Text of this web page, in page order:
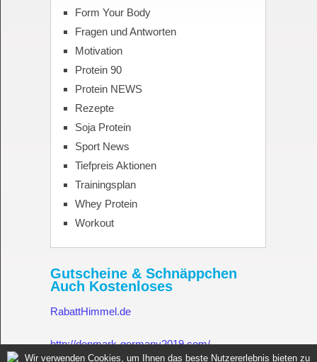
Form Your Body
Fragen und Antworten
Motivation
Protein 90
Protein NEWS
Rezepte
Soja Protein
Sport News
Tiefpreis Aktionen
Trainingsplan
Whey Protein
Workout
Gutscheine & Schnäppchen
Auch Kostenloses
RabattHimmel.de
http://denmark-germany2019.com/
Wir verwenden Cookies, um Ihnen das beste Nutzererlebnis bieten zu